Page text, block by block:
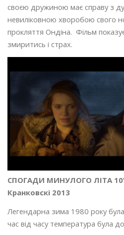
своєю дружиною має справу з
невиліковною хворобою свого
прокляття Ондіна. Фільм
змиритись і страх.
СПОГАДИ МИНУЛОГО ЛІТА 10’
Кранковскі 2013
Легендарна зима 1980 року
час від часу температура була